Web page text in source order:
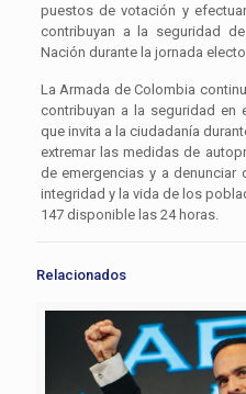
puestos de votación y
contribuyan a la seguridad
Nación durante la jornada
La Armada de Colombia
contribuyan a la seguridad en
que invita a la ciudadanía
extremar las medidas de
de emergencias y a
integridad y la vida de los
147 disponible las 24 horas.
Relacionados